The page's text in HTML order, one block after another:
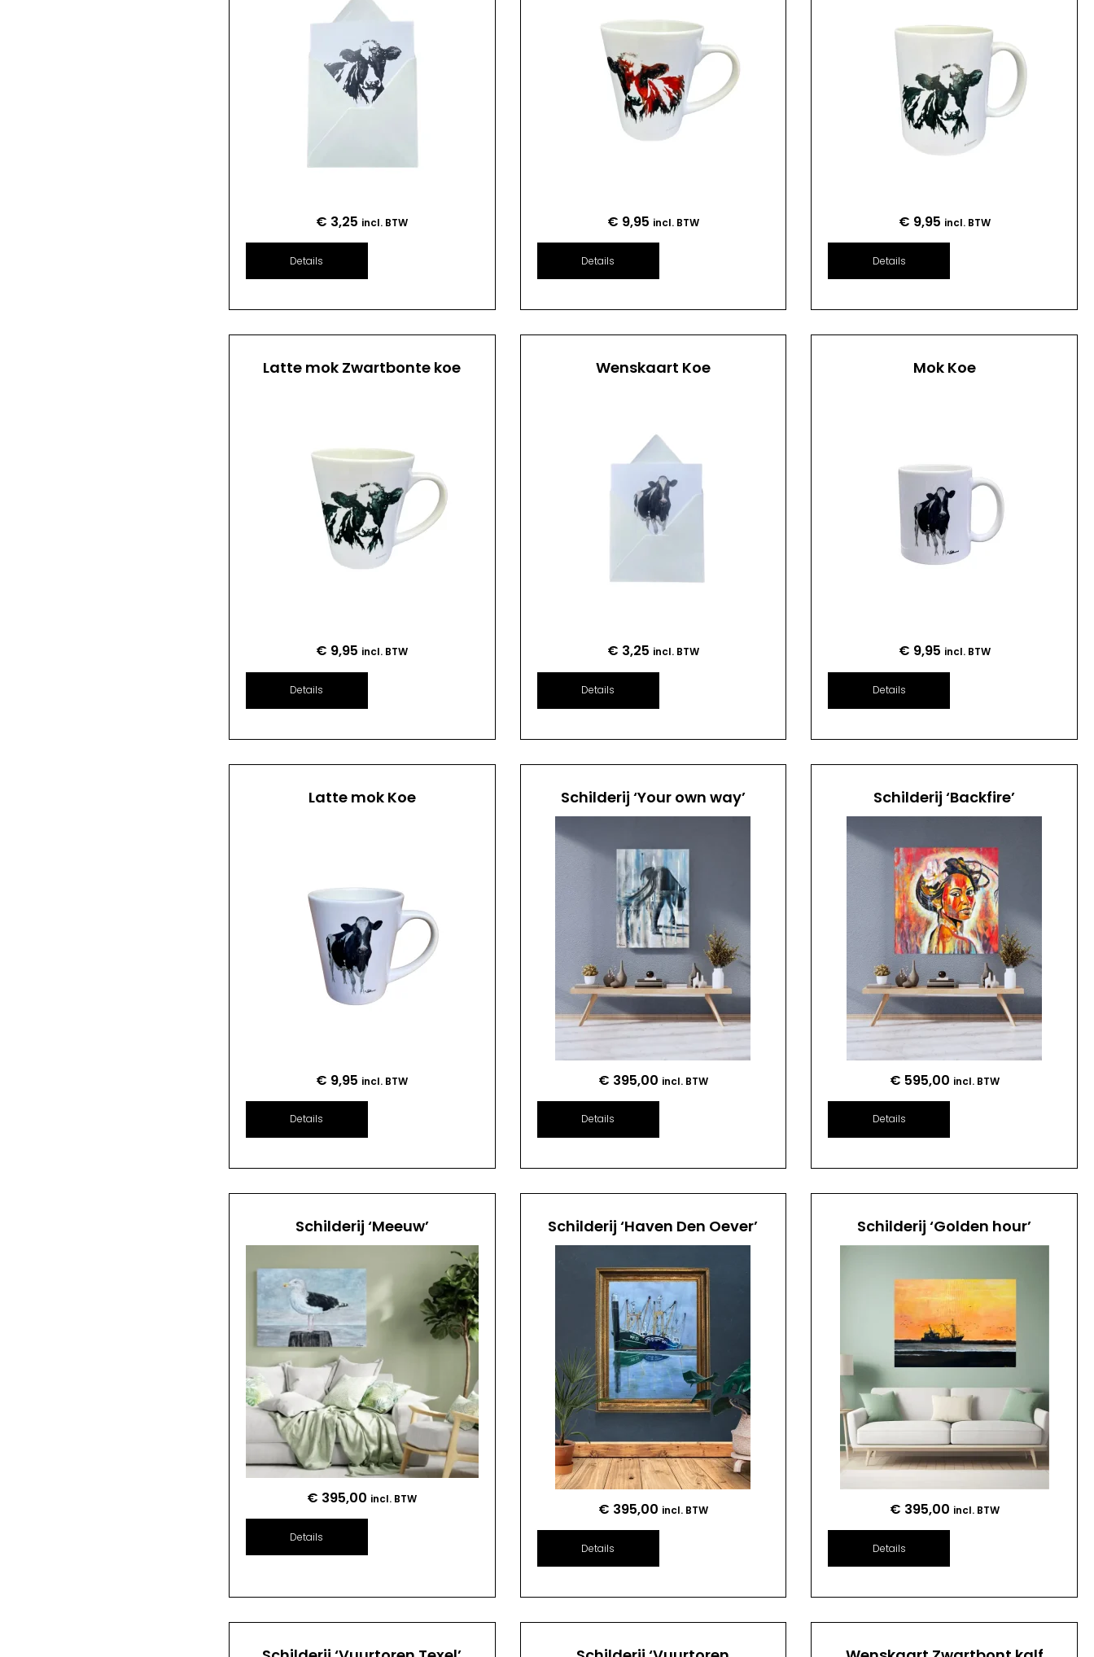
€ 3,25 incl. BTW
Details
€ 9,95 incl. BTW
Details
€ 9,95 incl. BTW
Details
Latte mok Zwartbonte koe
€ 9,95 incl. BTW
Details
Wenskaart Koe
€ 3,25 incl. BTW
Details
Mok Koe
€ 9,95 incl. BTW
Details
Latte mok Koe
€ 9,95 incl. BTW
Details
Schilderij ‘Your own way’
€ 395,00 incl. BTW
Details
Schilderij ‘Backfire’
€ 595,00 incl. BTW
Details
Schilderij ‘Meeuw’
€ 395,00 incl. BTW
Details
Schilderij ‘Haven Den Oever’
€ 395,00 incl. BTW
Details
Schilderij ‘Golden hour’
€ 395,00 incl. BTW
Details